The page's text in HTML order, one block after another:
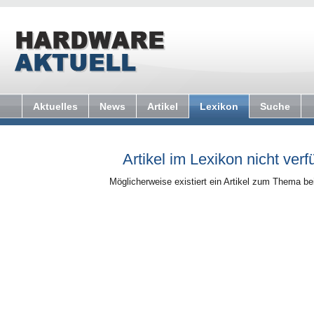
Aktuelles News Artikel Lexikon Suche
Artikel im Lexikon nicht
Möglicherweise existiert ein Artikel zum Thema